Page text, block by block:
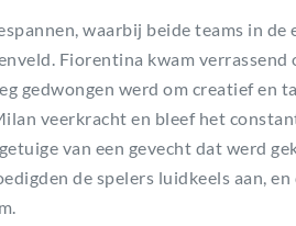
waarbij beide teams in
Fiorentina kwam
gedwongen werd om creatief en
veerkracht en bleef het
van een gevecht dat werd
de spelers luidkeels aan,